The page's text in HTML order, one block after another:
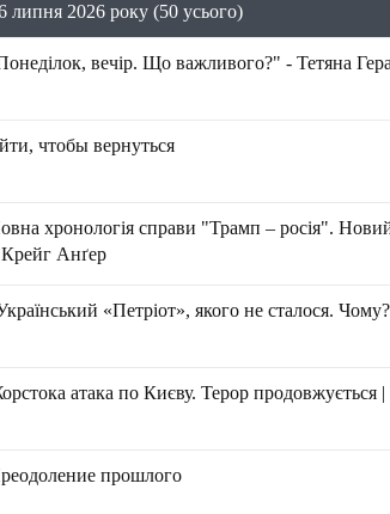
липня 2026 року (50 усього)
вечір. Що важливого?" - Тетяна
чтобы вернуться
хронологія справи "Трамп – росія".
Анґер
«Петріот», якого не сталося.
атака по Києву. Терор продовжується
прошлого